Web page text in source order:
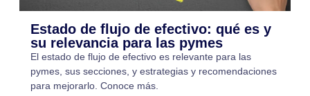
Estado de flujo de efectivo: qué es y
su relevancia para las pymes
El estado de flujo de efectivo es relevante para las
pymes, sus secciones, y estrategias y recomendaciones
para mejorarlo. Conoce más.